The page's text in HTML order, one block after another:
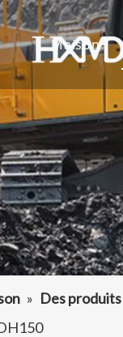
Maison
» Des produits